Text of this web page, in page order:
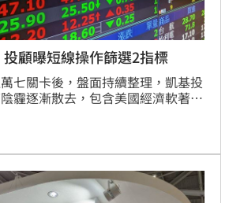
顧曝短線操作篩選2指標
七關卡後，盤面持續整理，凱基投
霾逐漸散去，包含美國經濟軟著陸
桂園出現違約等，再加上華為推出
智慧型手機、PC、消費性電子」
投資人短線進可攻、退可守的選
）